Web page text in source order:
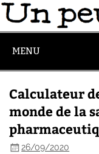
MENU
Calculateur
monde de la
26/09/2020